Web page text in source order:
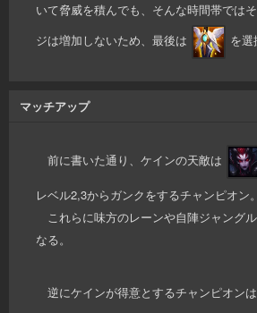
いて脅威を積んでも、そんな時間帯では
ジは増加しないため、最後は
を選
マッチアップ
前に書いた通り、ケインの天敵は
レベル2,3からガンクをするチャンピオン。
これらに味方のレーンや自陣ジャング
なる。
逆にケインが得意とするチャンピオンは